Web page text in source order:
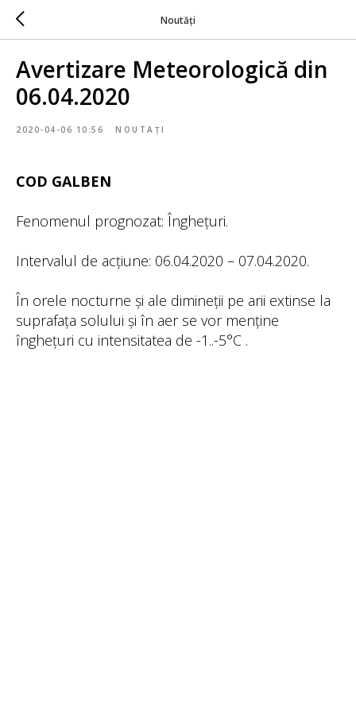
Noutăți
Avertizare Meteorologică din
06.04.2020
2020-04-06 10:56 NOUTAȚI
COD GALBEN
Fenomenul prognozat: Înghețuri.
Intervalul de acțiune: 06.04.2020 – 07.04.2020.
În orele nocturne și ale dimineții pe arii extinse la
suprafața solului și în aer se vor menține
înghețuri cu intensitatea de -1..-5°С .